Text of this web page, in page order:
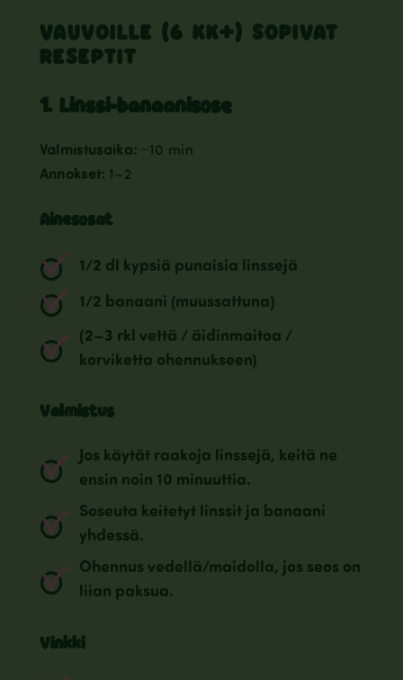
VAUVOILLE (6 KK+) SOPIVAT
RESEPTIT
1. Linssi-banaanisose
Valmistusaika: ~10 min
Annokset: 1–2
Ainesosat
1/2 dl kypsiä punaisia linssejä
1/2 banaani (muussattuna)
(2–3 rkl vettä / äidinmaitoa /
korviketta ohennukseen)
Valmistus
Jos käytät raakoja linssejä, keitä ne
ensin noin 10 minuuttia.
Soseuta keitetyt linssit ja banaani
yhdessä.
Ohennus vedellä/maidolla, jos seos on
liian paksua.
Vinkki